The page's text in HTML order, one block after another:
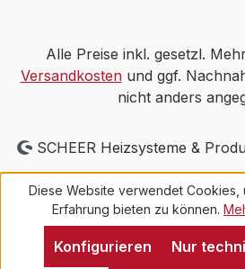
Alle Preise inkl. gesetzl.
Versandkostenund ggf.
nicht anders
SCHEER Heizsysteme &
Diese Website verwendet Cookies,
Erfahrung bieten zu können.
Nur
Konfigurieren